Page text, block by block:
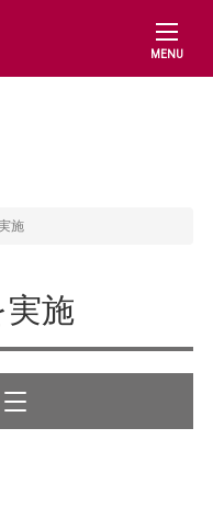
MENU
施
施